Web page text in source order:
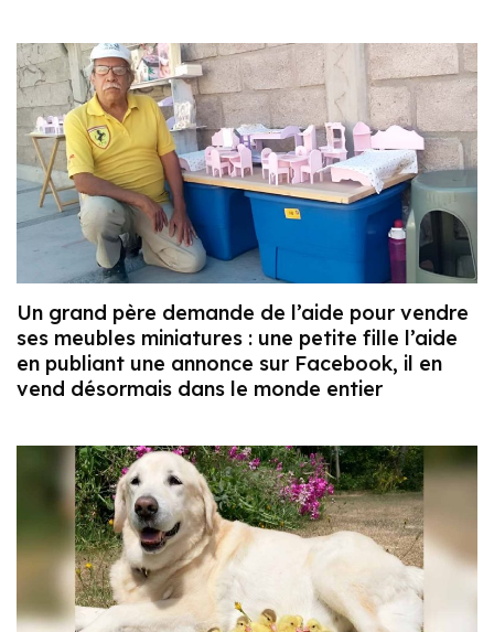
Un grand père demande de l’aide pour vendre
ses meubles miniatures : une petite fille l’aide
en publiant une annonce sur Facebook, il en
vend désormais dans le monde entier